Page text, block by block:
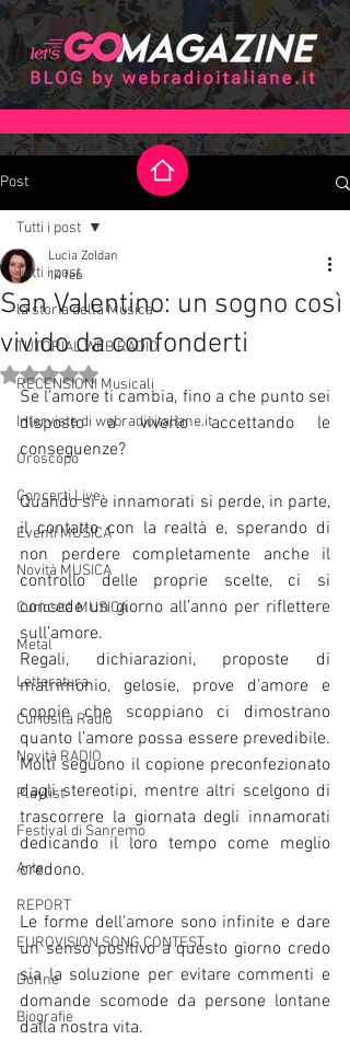
Post
Tutti i post
la storia della Musica
TUTORIAL WEB RADIO
RECENSIONI Musicali
Interviste di webradioitaliane.it
Oroscopo
Concerti Live
Eventi MUSICA
Novità MUSICA
Curiosità MUSICA
Metal
Letteratura
Curiosità Radio
Novità RADIO
Playlist
Festival di Sanremo
Arte
REPORT
EUROVISION SONG CONTEST
Donne
Biografie
Tutti i post
San Valentino: un sogno così
vivido da confonderti
Lucia Zoldan
14 feb
Valutazione NaN stelle su 5.
Se l’amore ti cambia, fino a che punto sei
disposto a viverlo accettando le
conseguenze?
Quando si è innamorati si perde, in parte,
il contatto con la realtà e, sperando di
non perdere completamente anche il
controllo delle proprie scelte, ci si
concede un giorno all’anno per riflettere
sull’amore.
Regali, dichiarazioni, proposte di
matrimonio, gelosie, prove d’amore e
coppie che scoppiano ci dimostrano
quanto l’amore possa essere prevedibile.
Molti seguono il copione preconfezionato
dagli stereotipi, mentre altri scelgono di
trascorrere la giornata degli innamorati
dedicando il loro tempo come meglio
credono.
Le forme dell’amore sono infinite e dare
un senso positivo a questo giorno credo
sia la soluzione per evitare commenti e
domande scomode da persone lontane
dalla nostra vita.